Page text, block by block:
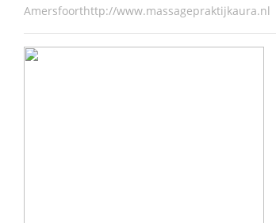
Amersfoorthttp://www.massagepraktijkaura.nl